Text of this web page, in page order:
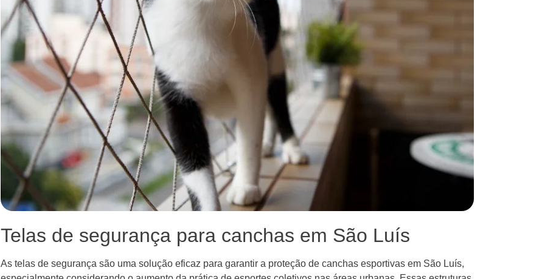
Telas de segurança para canchas em São Luís
As telas de segurança são uma solução eficaz para garantir a proteção de canchas esportivas em São Luís,